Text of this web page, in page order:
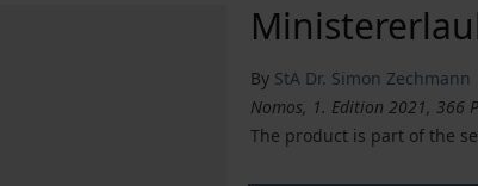
By StA Dr. Simon Zechmann
Nomos, 1. Edition 2021, 366
The product is part of the